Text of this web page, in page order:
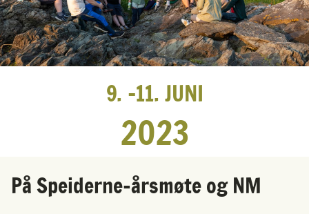
9. 11. JUNI
2023
På Speiderne-årsmøte og NM